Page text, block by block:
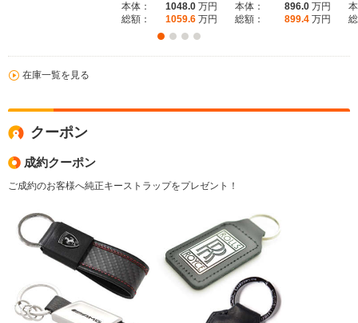
本体： 1048.0 万円
総額：
1059.6 万円
本体： 896.0 万円
総額：
899.4 万円
在庫一覧を見る
クーポン
成約クーポン
ご成約のお客様へ純正キーストラップをプレゼント！